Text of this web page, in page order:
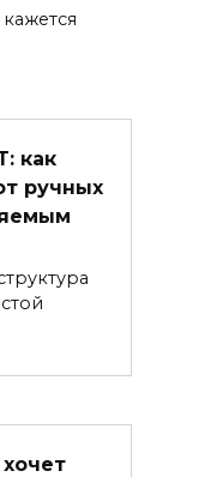
как
ручных